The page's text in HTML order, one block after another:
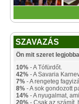
SZAVAZÁS
Ön mit szeret
10% - A Tófürdőt.
42% - A Savaria
7% - A rengeteg
8% - A sok gondozott
14% - A nyugalmat,